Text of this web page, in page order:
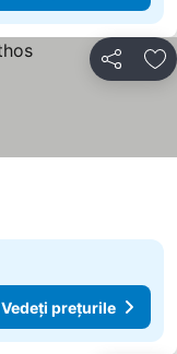
Distribuiți
Vedeți prețurile